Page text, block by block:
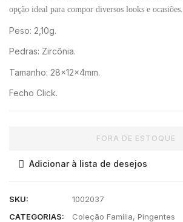
opção ideal para compor diversos looks e ocasiões.
Peso: 2,10g.
Pedras: Zircônia.
Tamanho: 28x12x4mm.
Fecho Click.
FORA DE ESTOQUE
Adicionar à lista de desejos
SKU:
1002037
CATEGORIAS:
Coleção Família, Pingentes